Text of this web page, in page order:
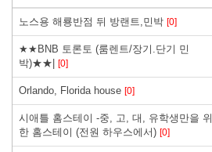
노스용 해룡반점 뒤 방랜트,민박 [0]
★★BNB 토론토 (룸렌트/장기.단기 민
박)★★| [0]
Orlando, Florida house [0]
시애틀 홈스테이 -중, 고, 대, 유학생만을 위
한 홈스테이 (전원 하우스에서) [0]